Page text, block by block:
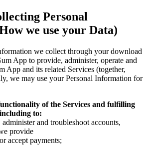
Personal
we use your Data)
we collect through your download
App to provide, administer, operate and
App and its related Services (together,
we may use your Personal Information for
of the Services and fulfilling
to:
administer and troubleshoot accounts,
provide
accept payments;